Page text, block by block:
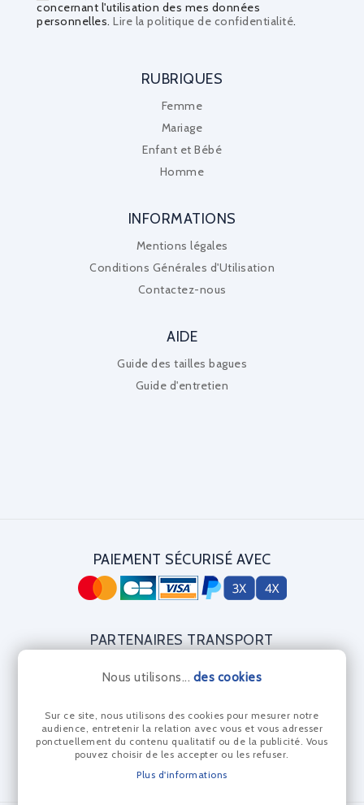
concernant l'utilisation des mes données
personnelles. Lire la politique de confidentialité.
RUBRIQUES
Femme
Mariage
Enfant et Bébé
Homme
INFORMATIONS
Mentions légales
Conditions Générales d'Utilisation
Contactez-nous
AIDE
Guide des tailles bagues
Guide d'entretien
Nous utilisons... des cookies
Sur ce site, nous utilisons des cookies pour mesurer notre
audience, entretenir la relation avec vous et vous adresser
ponctuellement du contenu qualitatif ou de la publicité. Vous
pouvez choisir de les accepter ou les refuser.
Plus d'informations
PAIEMENT SÉCURISÉ AVEC
PARTENAIRES TRANSPORT
CERTIFICAT DIAMANT